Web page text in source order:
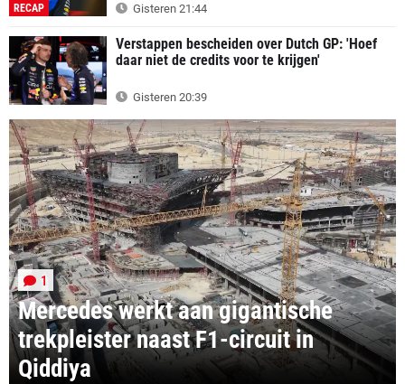
RECAP Gisteren 21:44
Verstappen bescheiden over Dutch GP: 'Hoef
daar niet de credits voor te krijgen'
Gisteren 20:39
Mercedes werkt aan gigantische
trekpleister naast F1-circuit in
Qiddiya
1